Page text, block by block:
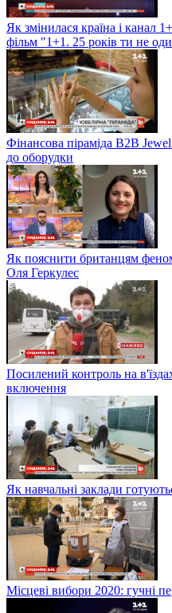
Як змінилася країна і канал
фільм "1+1. 25 років ти не
Фінансова піраміда B2B
до оборудки
Як пояснити британцям
Оля Геркулес
Посилений контроль на
включення
Як навчальні заклади
Місцеві вибори 2020: гучні